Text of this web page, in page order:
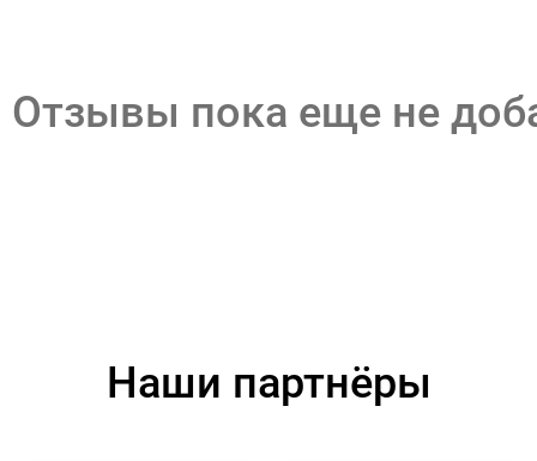
Отзывы пока еще не
Наши партнёры